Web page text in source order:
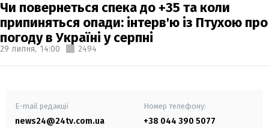
Чи повернеться спека до +35 та коли
припиняться опади: інтерв'ю із Птухою про
погоду в Україні у серпні
29 липня, 14:00 2494
E-mail редакції
news24@24tv.com.ua
Номер телефону:
+38 044 390 5077